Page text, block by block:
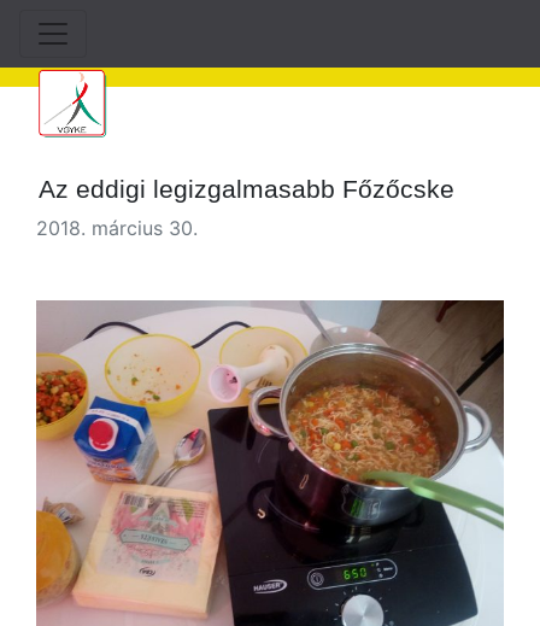
Az eddigi legizgalmasabb Főzőcske
2018. március 30.